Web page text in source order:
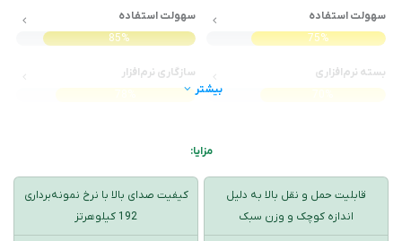
سهولت استفاده
75%
بسته نرم‌افزاری
سهولت استفاده
85%
سازگاری نرم‌افزار
بیشتر
مزایا:
قابلیت حمل و نقل بالا به دلیل
اندازه کوچک و وزن سبک
کیفیت صدای بالا با نرخ نمونه‌برداری
192 کیلوهرتز